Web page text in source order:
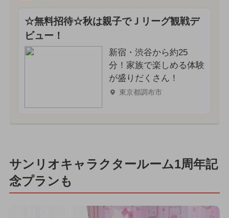
☆無料招待☆秋は親子でＪリーグ観戦デ
ビュー！
新宿・渋谷から約25
分！家族で楽しめる体験
が盛りだくさん！
東京都調布市
サンリオキャラクタールーム1周年記
念プランも